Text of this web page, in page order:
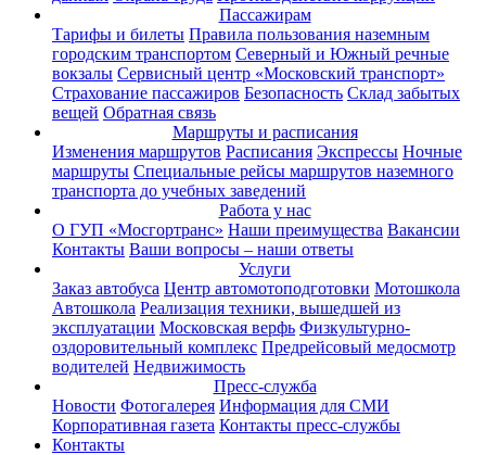
Пассажирам
Тарифы и билеты Правила пользования наземным
городским транспортом Северный и Южный речные
вокзалы Сервисный центр «Московский транспорт»
Страхование пассажиров Безопасность Склад забытых
вещей Обратная связь
Маршруты и расписания
Изменения маршрутов Расписания Экспрессы Ночные
маршруты Специальные рейсы маршрутов наземного
транспорта до учебных заведений
Работа у нас
О ГУП «Мосгортранс» Наши преимущества Вакансии
Контакты Ваши вопросы – наши ответы
Услуги
Заказ автобуса Центр автомотоподготовки Мотошкола
Автошкола Реализация техники, вышедшей из
эксплуатации Московская верфь Физкультурно-
оздоровительный комплекс Предрейсовый медосмотр
водителей Недвижимость
Пресс-служба
Новости Фотогалерея Информация для СМИ
Корпоративная газета Контакты пресс-службы
Контакты